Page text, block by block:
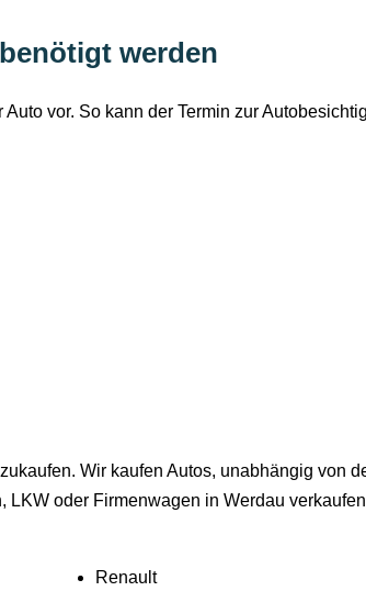
werden
vor. So kann der Termin zur
Wir kaufen Autos, unabhängig von
oder Firmenwagen in Werdau
Renault